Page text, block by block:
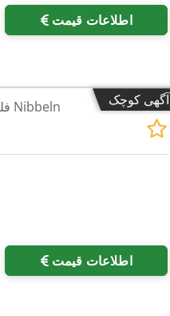
اطلاعات قیمت
آگهی کوچک فلزی مرحله فشار و ماشین های Nibbeln
اطلاعات قیمت